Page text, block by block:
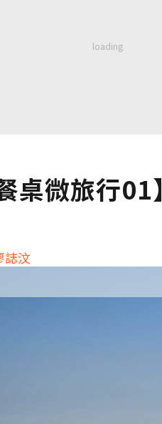
桌微旅行
誌汶